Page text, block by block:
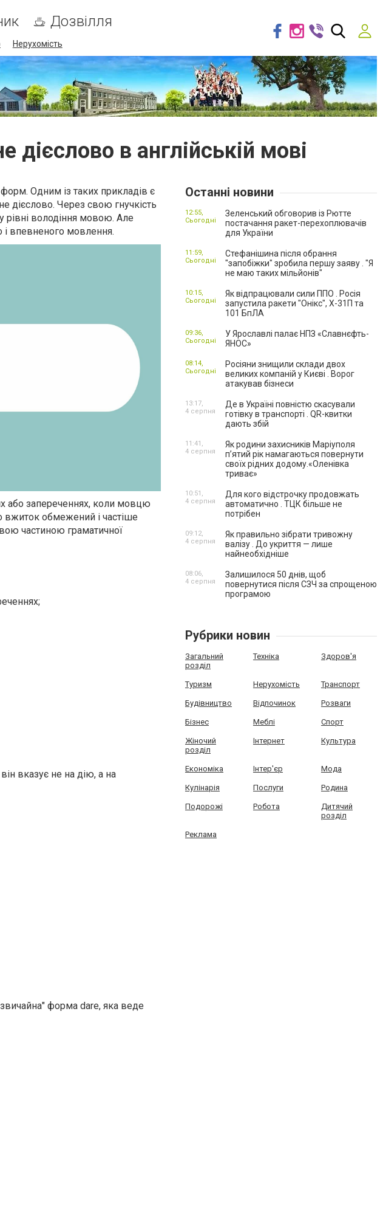
Дозвілля
Нерухомість
в англійській мові
Одним із таких прикладів є
дієслово. Через свою гнучкість
рівні володіння мовою. Але
впевненого мовлення.
або запереченнях, коли мовцю
вжиток обмежений і частіше
частиною граматичної
вказує не на дію, а на
форма dare, яка веде
Останні новини
Зеленський обговорив із Рютте
постачання ракет-перехоплювачів
для України
12:55,
Сьогодні
Стефанішина після обрання
"запобіжки" зробила першу заяву . "Я
не маю таких мільйонів"
11:59,
Сьогодні
Як відпрацювали сили ППО . Росія
запустила ракети "Онікс", Х-31П та
101 БпЛА
10:15,
Сьогодні
У Ярославлі палає НПЗ «Славнєфть-
ЯНОС»
09:36,
Сьогодні
Росіяни знищили склади двох
великих компаній у Києві . Ворог
атакував бізнеси
08:14,
Сьогодні
Де в Україні повністю скасували
готівку в транспорті . QR-квитки
дають збій
13:17,
4 серпня
Як родини захисників Маріуполя
пʼятий рік намагаються повернути
своїх рідних додому.«Оленівка
триває»
11:41,
4 серпня
Для кого відстрочку продовжать
автоматично . ТЦК більше не
потрібен
10:51,
4 серпня
Як правильно зібрати тривожну
валізу . До укриття — лише
найнеобхідніше
09:12,
4 серпня
Залишилося 50 днів, щоб
повернутися після СЗЧ за спрощеною
програмою
08:06,
4 серпня
Рубрики новин
Загальний
розділ
Техніка Здоров'я
Туризм Нерухомість Транспорт
Будівництво Відпочинок Розваги
Бізнес Меблі Спорт
Жіночий
розділ
Інтернет Культура
Економіка Інтер'єр Мода
Кулінарія Послуги Родина
Подорожі Робота
Дитячий
розділ
Реклама